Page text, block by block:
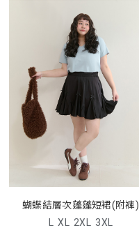
蝴蝶結層次蓬蓬短裙(附褲)
L XL 2XL 3XL